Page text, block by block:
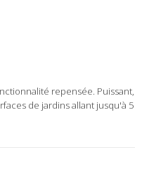
repensée. Puissant,
de jardins allant jusqu'à 5